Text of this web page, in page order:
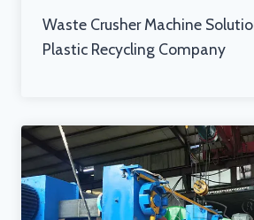
Waste Crusher Machine
Plastic Recycling Company